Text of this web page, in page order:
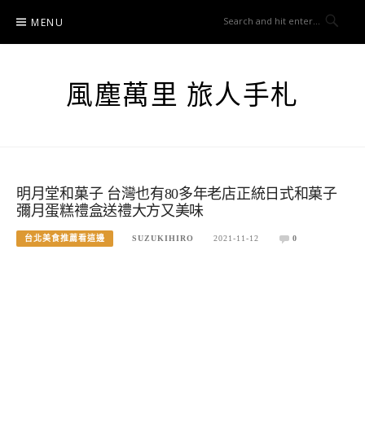
content
MENU
風塵萬里 旅人手札
明月堂和菓子 台灣也有80多年老店正統日式和菓子
彌月蛋糕禮盒送禮大方又美味
台北美食推薦看這邊 SUZUKIHIRO 2021-11-12 0